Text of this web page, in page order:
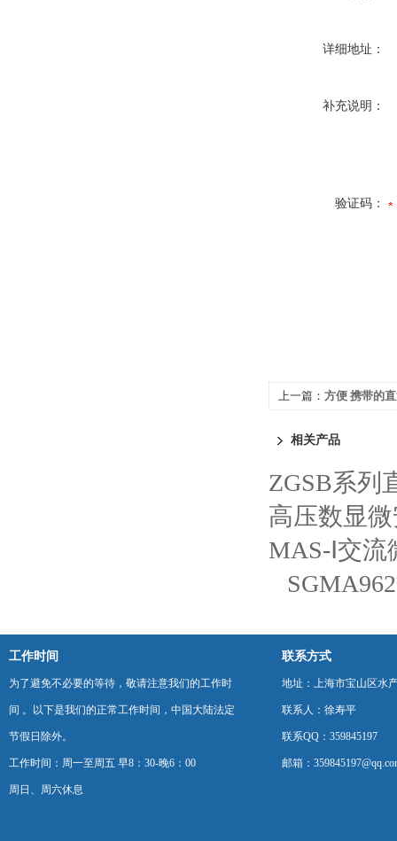
详细地址：
补充说明：
验证码：
上一篇： 方便 携带的
相关产品
ZGSB系列
高压数显
MAS-Ⅰ交流
工作时间
为了避免不必要的等待，敬请注意我们的工作时
间 。以下是我们的正常工作时间，中国大陆法定
节假日除外。
工作时间：周一至周五 早8：30-晚6：00
周日、周六休息
联系方式
地址：上海市宝山区水
联系人：徐寿平
联系QQ：359845197
邮箱：